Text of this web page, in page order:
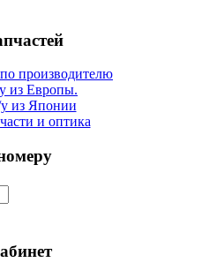
производителю
из Европы.
у из Японии
и оптика